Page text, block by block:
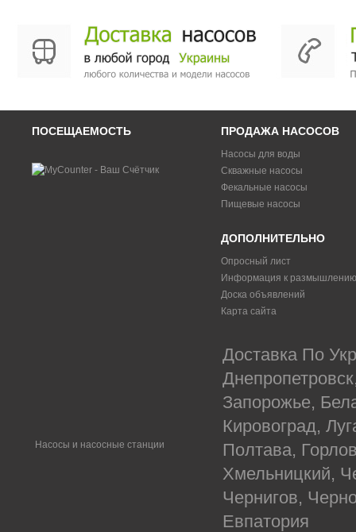
ПОСЕЩАЕМОСТЬ ПРОДАЖА НАСОСОВ
Насосы для воды
Скважные насосы
Фекальные насосы
Пищевые насосы
ДОПОЛНИТЕЛЬНО
Опросный лист
Информация к размышлению
Доска объявлений
Карта сайта
Насосы и насосные станции
Доставка По
Запорожье,
Кировоград,
Полтава,
Хмельницкий,
Чернигов,
Евпатория